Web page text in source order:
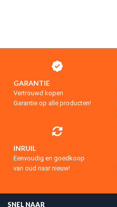
GARANTIE
Vertrouwd kopen
Garantie op alle producten!
INRUIL
Eenvoudig en goedkoop
van oud naar nieuw!
SNEL NAAR